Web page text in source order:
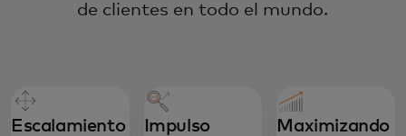
de clientes en todo el mundo.
Escalamiento Impulso Maximizando